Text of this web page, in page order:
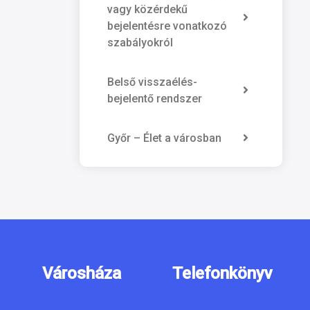
vagy közérdekű
bejelentésre vonatkozó
szabályokról
Belső visszaélés-
bejelentő rendszer
Győr – Élet a városban
Városháza Telefonkönyv